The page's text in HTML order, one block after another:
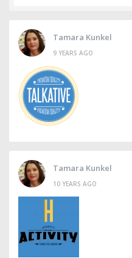
Tamara Kunkel
9 YEARS AGO
Tamara Kunkel
10 YEARS AGO